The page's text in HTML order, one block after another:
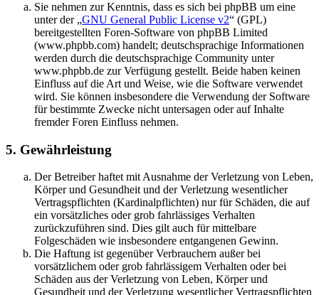
Sie nehmen zur Kenntnis, dass es sich bei phpBB um eine
unter der „GNU General Public License v2“ (GPL)
bereitgestellten Foren-Software von phpBB Limited
(www.phpbb.com) handelt; deutschsprachige Informationen
werden durch die deutschsprachige Community unter
www.phpbb.de zur Verfügung gestellt. Beide haben keinen
Einfluss auf die Art und Weise, wie die Software verwendet
wird. Sie können insbesondere die Verwendung der Software
für bestimmte Zwecke nicht untersagen oder auf Inhalte
fremder Foren Einfluss nehmen.
5. Gewährleistung
Der Betreiber haftet mit Ausnahme der Verletzung von Leben,
Körper und Gesundheit und der Verletzung wesentlicher
Vertragspflichten (Kardinalpflichten) nur für Schäden, die auf
ein vorsätzliches oder grob fahrlässiges Verhalten
zurückzuführen sind. Dies gilt auch für mittelbare
Folgeschäden wie insbesondere entgangenen Gewinn.
Die Haftung ist gegenüber Verbrauchern außer bei
vorsätzlichem oder grob fahrlässigem Verhalten oder bei
Schäden aus der Verletzung von Leben, Körper und
Gesundheit und der Verletzung wesentlicher Vertragspflichten